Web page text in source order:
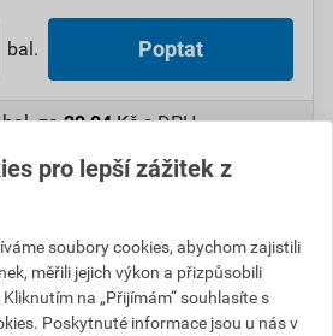
bal. Poptat
za29,04Kčs DPH
pro lepší zážitek z
soubory cookies, abychom zajistili
měřili jejich výkon a přizpůsobili
na „Přijímám“ souhlasíte s
Poskytnuté informace jsou u nás v